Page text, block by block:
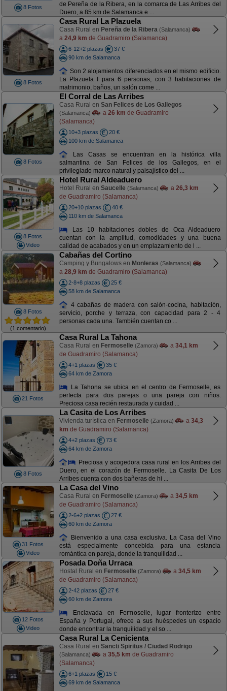
8 Fotos
de Pereña de la Ribera, en la comarca de Las Arribes del
Duero, a 85 km de Salamanca e ...
8 Fotos
Casa Rural La Plazuela
Casa Rural en Pereña de la Ribera (Salamanca)
a 24,9 km de Guadramiro (Salamanca)
6-12+2 plazas
37 €
90 km de Salamanca
Son 2 alojamientos diferenciados en el mismo edificio.
La Plazuela I para 6 personas, con 3 habitaciones de
matrimonio, baños, un salón come ...
8 Fotos
El Corral de Las Arribes
Casa Rural en San Felices de Los Gallegos
(Salamanca) a 26 km de Guadramiro
(Salamanca)
10+3 plazas
20 €
100 km de Salamanca
Las Casas se encuentran en la histórica villa
salmantina de San Felices de los Gallegos, en el
privilegiado marco natural y paisajístico del ...
8 Fotos
Video
Hotel Rural Aldeaduero
Hotel Rural en Saucelle (Salamanca) a 26,3 km
de Guadramiro (Salamanca)
20+10 plazas
40 €
110 km de Salamanca
Las 10 habitaciones dobles de Oca Aldeaduero
cuentan con la amplitud, comodidades y una buena
calidad de acabados y en un emplazamiento de l ...
8 Fotos
(1 comentario)
Cabañas del Cortino
Camping y Bungalows en Monleras (Salamanca)
a 28,9 km de Guadramiro (Salamanca)
2-8+8 plazas
25 €
58 km de Salamanca
4 cabañas de madera con salón-cocina, habitación,
servicio, porche y terraza, con capacidad para 2 - 4
personas cada una. También cuentan co ...
21 Fotos
Casa Rural La Tahona
Casa Rural en Fermoselle (Zamora) a 34,1 km
de Guadramiro (Salamanca)
4+1 plazas
35 €
64 km de Zamora
La Tahona se ubica en el centro de Fermoselle, es
perfecta para dos parejas o una pareja con niños.
Preciosa casa recién restaurada y cuidad ...
8 Fotos
La Casita de Los Arribes
Vivienda turística en Fermoselle (Zamora) a 34,3
km de Guadramiro (Salamanca)
4+2 plazas
73 €
64 km de Zamora
Preciosa y acogedora casa rural en los Arribes del
Duero, en el corazón de Fermoselle. La Casita De Los
Arribes cuenta con dos bañeras de hi ...
31 Fotos
Video
La Casa del Vino
Casa Rural en Fermoselle (Zamora) a 34,5 km
de Guadramiro (Salamanca)
2-6+2 plazas
27 €
60 km de Zamora
Bienvenido a una casa exclusiva. La Casa del Vino
está especialmente concebida para una estancia
romántica en pareja, donde la tranquilidad ...
12 Fotos
Video
Posada Doña Urraca
Hostal Rural en Fermoselle (Zamora) a 34,5 km
de Guadramiro (Salamanca)
2-42 plazas
27 €
60 km de Zamora
Enclavada en Fermoselle, lugar fronterizo entre
España y Portugal, ofrece a sus huéspedes un espacio
donde encontrar la tranquilidad y el so ...
Casa Rural La Cenicienta
Casa Rural en Sancti Spiritus / Ciudad Rodrigo
(Salamanca) a 35,5 km de Guadramiro
(Salamanca)
6+1 plazas
15 €
69 km de Salamanca